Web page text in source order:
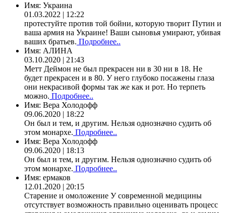
Имя: Украина
01.03.2022 | 12:22
протестуйте против той бойни, которую творит Путин и
ваша армия на Украине! Ваши сыновья умирают, убивая
ваших братьев. Подробнее..
Имя: АЛИНА
03.10.2020 | 21:43
Метт Деймон не был прекрасен ни в 30 ни в 18. Не
будет прекрасен и в 80. У него глубоко посажены глаза
они некрасивой формы так же как и рот. Но терпеть
можно. Подробнее..
Имя: Вера Холодофф
09.06.2020 | 18:22
Он был и тем, и другим. Нельзя однозначно судить об
этом монархе. Подробнее..
Имя: Вера Холодофф
09.06.2020 | 18:13
Он был и тем, и другим. Нельзя однозначно судить об
этом монархе. Подробнее..
Имя: ермаков
12.01.2020 | 20:15
Старение и омоложение У современной медицины
отсутствует возможность правильно оценивать процесс